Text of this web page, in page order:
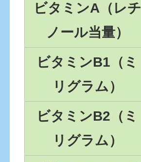
ビタミンA（レチ
ノール当量）
ビタミンB1（ミ
リグラム）
ビタミンB2（ミ
リグラム）